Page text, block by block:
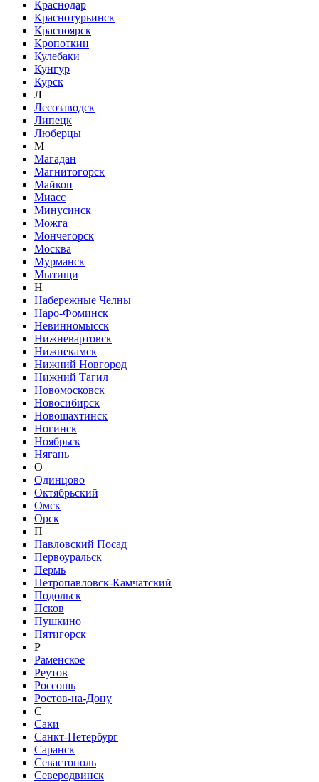
Краснодар
Краснотурьинск
Красноярск
Кропоткин
Кулебаки
Кунгур
Курск
Л
Лесозаводск
Липецк
Люберцы
М
Магадан
Магнитогорск
Майкоп
Миасс
Минусинск
Можга
Мончегорск
Москва
Мурманск
Мытищи
Н
Набережные Челны
Наро-Фоминск
Невинномысск
Нижневартовск
Нижнекамск
Нижний Новгород
Нижний Тагил
Новомосковск
Новосибирск
Новошахтинск
Ногинск
Ноябрьск
Нягань
О
Одинцово
Октябрьский
Омск
Орск
П
Павловский Посад
Первоуральск
Пермь
Петропавловск-Камчатский
Подольск
Псков
Пушкино
Пятигорск
Р
Раменское
Реутов
Россошь
Ростов-на-Дону
С
Саки
Санкт-Петербург
Саранск
Севастополь
Северодвинск